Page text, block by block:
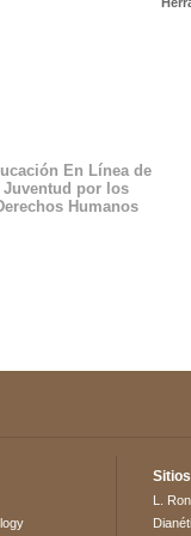
En Línea de
Juventud por los
Humanos
L.